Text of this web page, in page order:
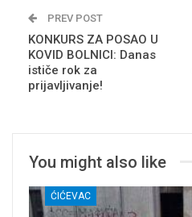
PREV POST
KONKURS ZA POSAO U
KOVID BOLNICI: Danas
ističe rok za
prijavljivanje!
You might also like
ĆIĆEVAC